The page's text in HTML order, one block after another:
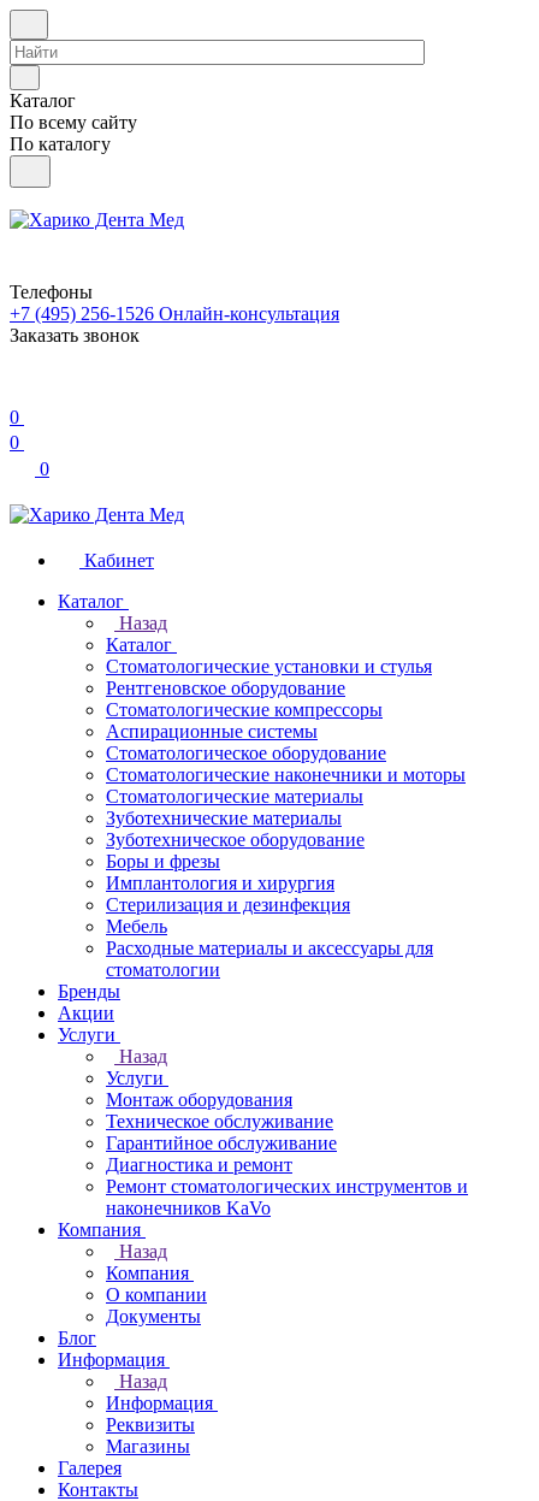
Каталог
По всему сайту
По каталогу
Телефоны
+7 (495) 256-1526 Онлайн-консультация
Заказать звонок
0
0
0
Кабинет
Каталог
Назад
Каталог
Стоматологические установки и стулья
Рентгеновское оборудование
Стоматологические компрессоры
Аспирационные системы
Стоматологическое оборудование
Стоматологические наконечники и моторы
Стоматологические материалы
Зуботехнические материалы
Зуботехническое оборудование
Боры и фрезы
Имплантология и хирургия
Стерилизация и дезинфекция
Мебель
Расходные материалы и аксессуары для
стоматологии
Бренды
Акции
Услуги
Назад
Услуги
Монтаж оборудования
Техническое обслуживание
Гарантийное обслуживание
Диагностика и ремонт
Ремонт стоматологических инструментов и
наконечников KaVo
Компания
Назад
Компания
О компании
Документы
Блог
Информация
Назад
Информация
Реквизиты
Магазины
Галерея
Контакты